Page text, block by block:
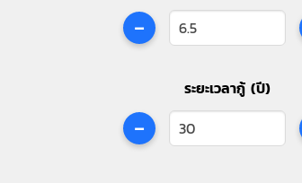
-
ระยะเวลากู้ (ปี)
-